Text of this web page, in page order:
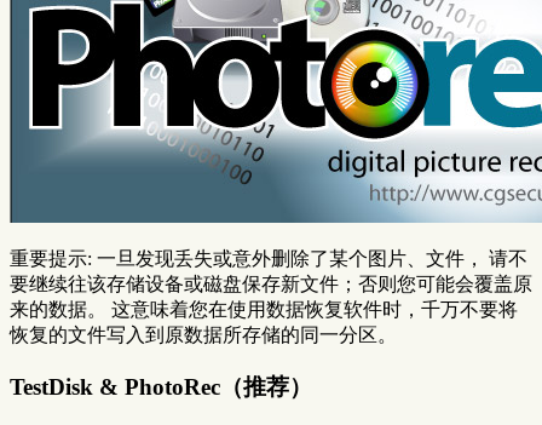
重要提示: 一旦发现丢失或意外删除了某个图片、文件， 请不
要继续往该存储设备或磁盘保存新文件；否则您可能会覆盖原
来的数据。 这意味着您在使用数据恢复软件时，千万不要将
恢复的文件写入到原数据所存储的同一分区。
TestDisk & PhotoRec（推荐）